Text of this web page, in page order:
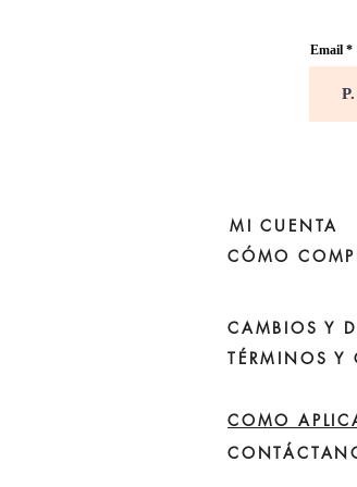
Email
MI CUENTA
CÓMO
CAMBIOS Y
TÉRMINOS Y
COMO